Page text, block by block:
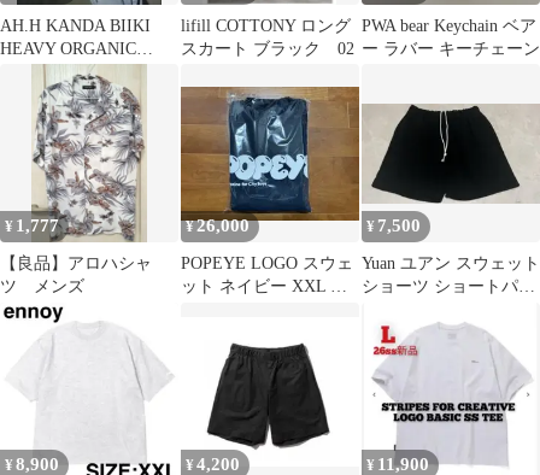
AH.H KANDA BIIKI
HEAVY ORGANIC
PRINTED T
lifill COTTONY ロング
スカート ブラック 02
PWA bear Keychain ベア
ー ラバー キーチェーン
¥ 1,777
【良品】アロハシャ
ツ メンズ
¥26,000
POPEYE LOGO スウェ
ット ネイビー XXL マ
¥ 7,500
Yuan ユアン スウェット
ショーツ ショートパン
¥ 8,900 ¥4,200 ¥ 11,900